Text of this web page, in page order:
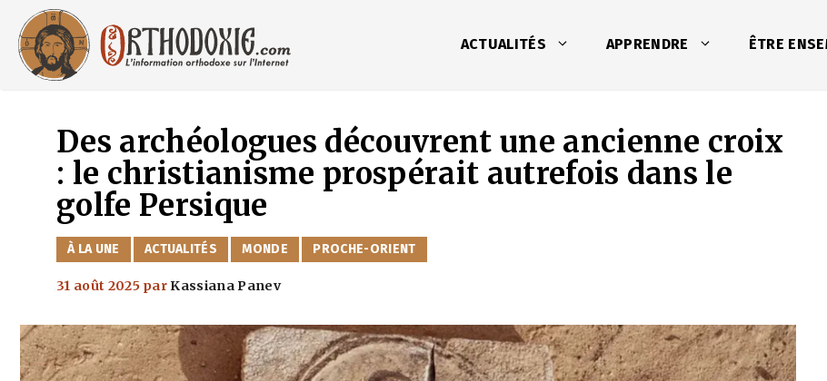
contenu
ACTUALITÉS APPRENDRE ÊTRE
Des archéologues découvrent une ancienne croix
: le christianisme prospérait autrefois dans le
golfe Persique
CATÉGORIES
À LA UNE ACTUALITÉS MONDE PROCHE-ORIENT
31 août 2025 par Kassiana Panev